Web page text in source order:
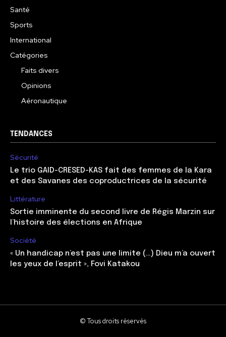
Santé
Sports
International
Catégories
Faits divers
Opinions
Aéronautique
TENDANCES
Sécurité
Le trio GAID-CRESED-KAS fait des femmes de la Kara
et des Savanes des coproductrices de la sécurité
Littérature
Sortie imminente du second livre de Régis Marzin sur
l’histoire des élections en Afrique
Société
« Un handicap n’est pas une limite (…) Dieu m’a ouvert
les yeux de l’esprit », Fovi Katakou
© Tous droits réservés